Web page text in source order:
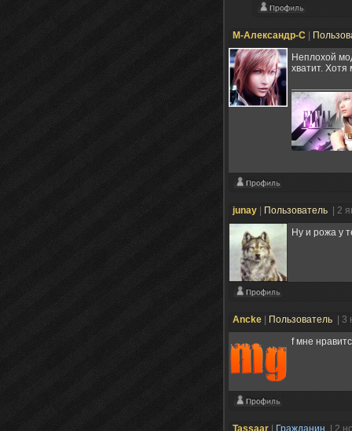
М-Александр-С
Неплохой
хватит. Хотя
junay Пользователь
| 2
Ну и рожа у
Ancke Пользователь
|
f мне
Tassaаr Гражданин
| 2